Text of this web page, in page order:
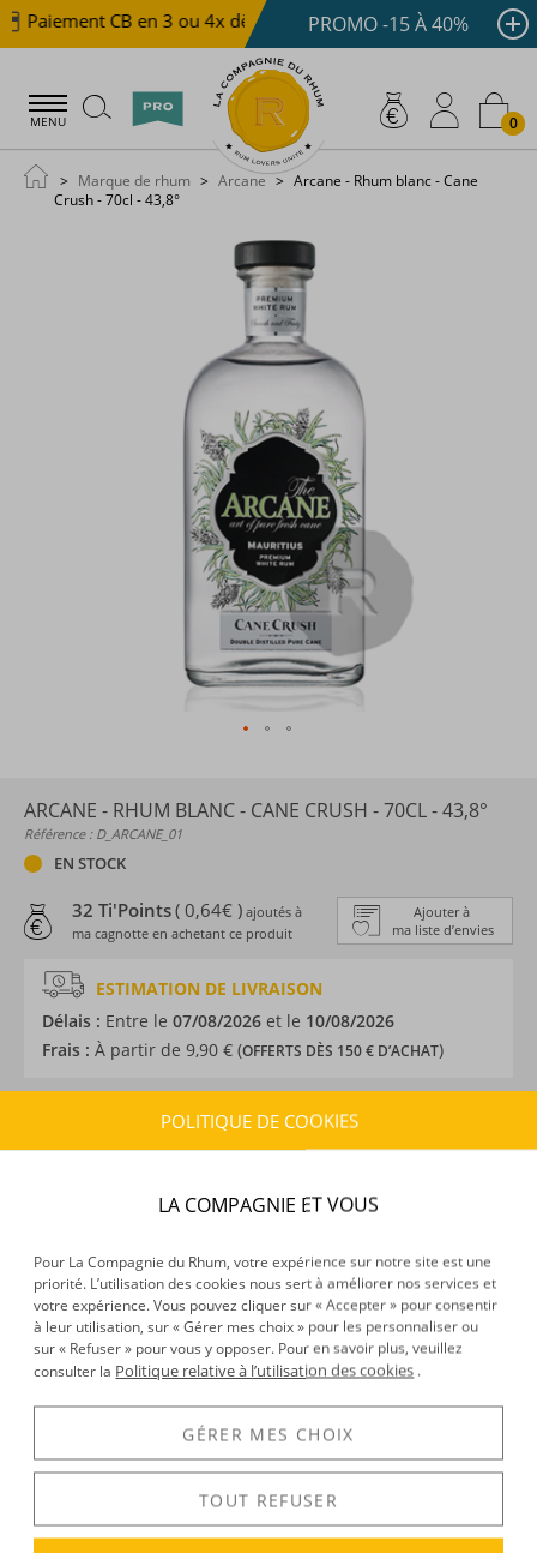
Paiement CB en 3 ou 4x dès 100 € Livraison offerte
PROMO -15 À 40%
MENU 0
Marque de rhum Arcane
Arcane - Rhum blanc - Cane
Crush - 70cl - 43,8°
ARCANE - RHUM BLANC - CANE CRUSH - 70CL - 43,8°
Référence : D_ARCANE_01
EN STOCK
Ajouter à
ma liste d’envies
32 Ti'Points( 0,64€ ) ajoutés à
ma cagnotte en achetant ce produit
ESTIMATION DE LIVRAISON
Délais : Entre le 07/08/2026 et le 10/08/2026
Frais : À partir de 9,90 € (OFFERTS DÈS 150 € D’ACHAT)
CARACTÉRISTIQUES DU PRODUIT
Ile Maurice
Volume :70CL
Degré :43.8°
DÉCOUVERTE
Voir tous les produits :Arcane
DESCRIPTION
POLITIQUE DE COOKIES
LA COMPAGNIE ET VOUS
Pour La Compagnie du Rhum, votre expérience sur notre site est une
priorité. L’utilisation des cookies nous sert à améliorer nos services et
votre expérience. Vous pouvez cliquer sur « Accepter » pour consentir
à leur utilisation, sur « Gérer mes choix » pour les personnaliser ou
sur « Refuser » pour vous y opposer. Pour en savoir plus, veuillez
consulter la Politique relative à l’utilisation des cookies .
GÉRER MES CHOIX
TOUT REFUSER